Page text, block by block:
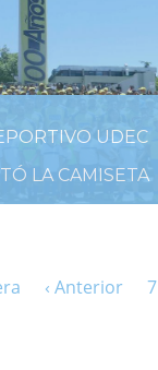
UDEC
LA CAMISETA
‹ Anterior 7